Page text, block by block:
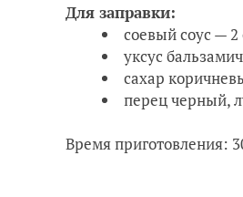
Для заправки:
соевый соус — 2
уксус
сахар
перец черный,
Время приготовления: